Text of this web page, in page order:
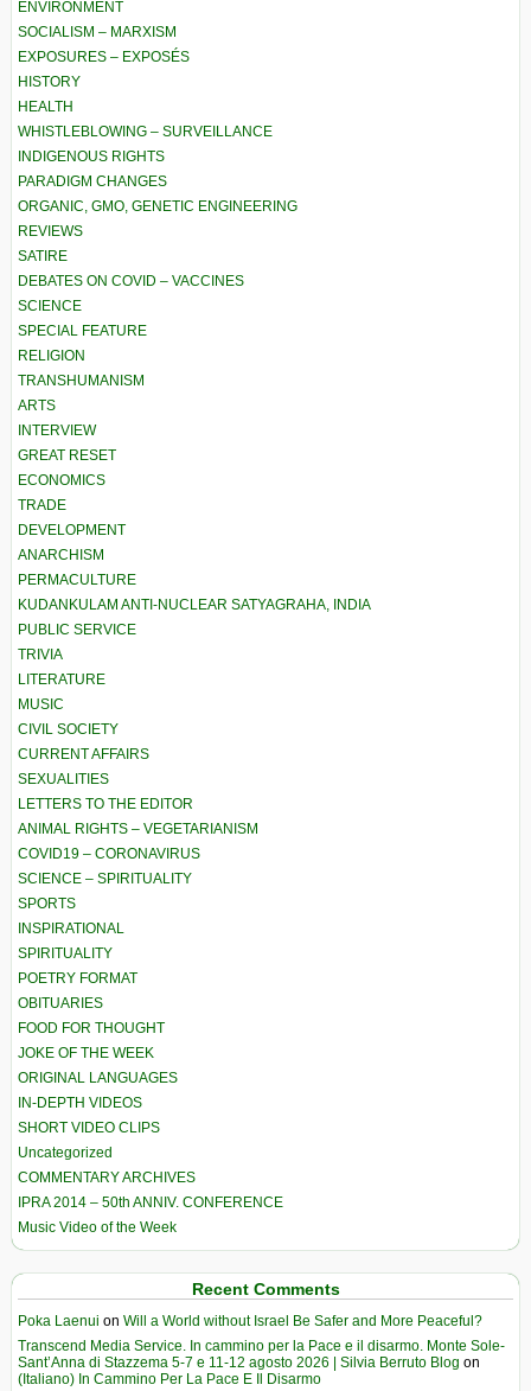
ENVIRONMENT
SOCIALISM – MARXISM
EXPOSURES – EXPOSÉS
HISTORY
HEALTH
WHISTLEBLOWING – SURVEILLANCE
INDIGENOUS RIGHTS
PARADIGM CHANGES
ORGANIC, GMO, GENETIC ENGINEERING
REVIEWS
SATIRE
DEBATES ON COVID – VACCINES
SCIENCE
SPECIAL FEATURE
RELIGION
TRANSHUMANISM
ARTS
INTERVIEW
GREAT RESET
ECONOMICS
TRADE
DEVELOPMENT
ANARCHISM
PERMACULTURE
KUDANKULAM ANTI-NUCLEAR SATYAGRAHA, INDIA
PUBLIC SERVICE
TRIVIA
LITERATURE
MUSIC
CIVIL SOCIETY
CURRENT AFFAIRS
SEXUALITIES
LETTERS TO THE EDITOR
ANIMAL RIGHTS – VEGETARIANISM
COVID19 – CORONAVIRUS
SCIENCE – SPIRITUALITY
SPORTS
INSPIRATIONAL
SPIRITUALITY
POETRY FORMAT
OBITUARIES
FOOD FOR THOUGHT
JOKE OF THE WEEK
ORIGINAL LANGUAGES
IN-DEPTH VIDEOS
SHORT VIDEO CLIPS
Uncategorized
COMMENTARY ARCHIVES
IPRA 2014 – 50th ANNIV. CONFERENCE
Music Video of the Week
Recent Comments
Poka Laenui on Will a World without Israel Be Safer and More Peaceful?
Transcend Media Service. In cammino per la Pace e il disarmo. Monte Sole-
Sant’Anna di Stazzema 5-7 e 11-12 agosto 2026 | Silvia Berruto Blog on
(Italiano) In Cammino Per La Pace E Il Disarmo